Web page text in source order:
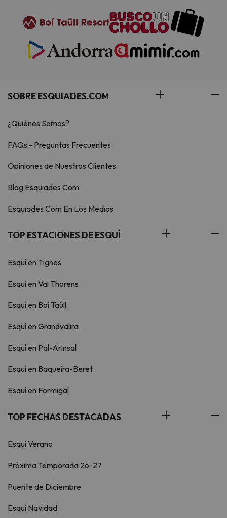
SOBRE ESQUIADES.COM
¿Quiénes Somos?
FAQs - Preguntas Frecuentes
Opiniones de Nuestros Clientes
Blog Esquiades.Com
Esquiades.Com En Los Medios
TOP ESTACIONES DE ESQUÍ
Esquí en Tignes
Esquí en Val Thorens
Esquí en Boí Taüll
Esquí en Grandvalira
Esquí en Pal-Arinsal
Esquí en Baqueira-Beret
Esquí en Formigal
TOP FECHAS DESTACADAS
Esquí Verano
Próxima Temporada 26-27
Puente de Diciembre
Esquí Navidad